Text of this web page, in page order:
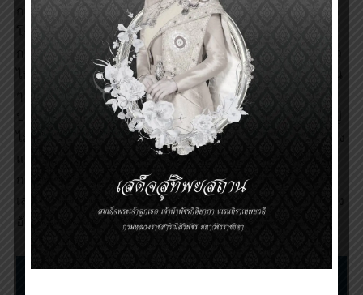
กลุ่มโรคไข้สมองอักเสบที่เกิดจากไวรัสที่แมลงเป็นพาหะนำ
โรค ซึ่งไม่มียารักษา แต่สามารถป้องกันได้ด้วยวัคซีน พบ
การแพร่ระบาดในทวีปเอเชีย ได้แก่ประเทศอินเดีย พม่า ลาว
ไทย กัมพูชา ฟิลิปปินส์ มาเลเซีย สิงคโปร์ จีนและประเทศอื่น
ๆ อีก โรคเคยระบาดในญี่ปุ่น เกาหลี ใต้หวัน แต่ปัจจุบัน
ประเทศดังกล่าวควบคุมโรคนี้ได้ผู้ติดเชื้อไวรัสเจอี ส่วนใหญ่
ไม่มีอาการ อาการที่พบเป็นอาการทางสมองคือเยื้อหุ้มสมอง
และสมองอักเสบส่งผลให้ผู้ป่วยเสียชีวิตหรือพิการ นับตั้งแต่
กระทรวงสาธารณสุขบรรจุวัคซีนพื้นฐานไว้ในแผนสร้าง
เสริมภูมิคุ้มกันของประเทศไทยปัจจุบันพบผู้ป่วยโรคไข้สมอง
อักเสบ เจอี ลดน้อยลงมาก